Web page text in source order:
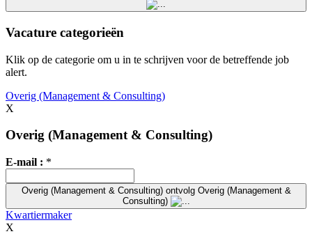
Vacature categorieën
Klik op de categorie om u in te schrijven voor de betreffende job
alert.
Overig (Management & Consulting)
X
Overig (Management & Consulting)
E-mail : *
Overig (Management & Consulting) ontvolg Overig (Management &
Consulting)
Kwartiermaker
X